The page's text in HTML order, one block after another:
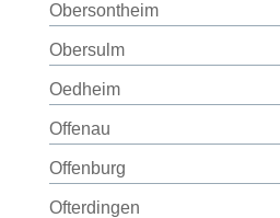
Obersontheim
Obersulm
Oedheim
Offenau
Offenburg
Ofterdingen